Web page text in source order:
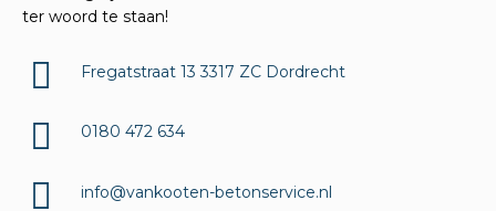
ter woord te staan!
Fregatstraat 13 3317 ZC Dordrecht
0180 472 634
info@vankooten-betonservice.nl